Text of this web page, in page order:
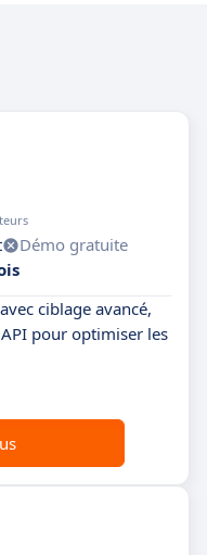
Démo gratuite
ciblage avancé,
pour optimiser les